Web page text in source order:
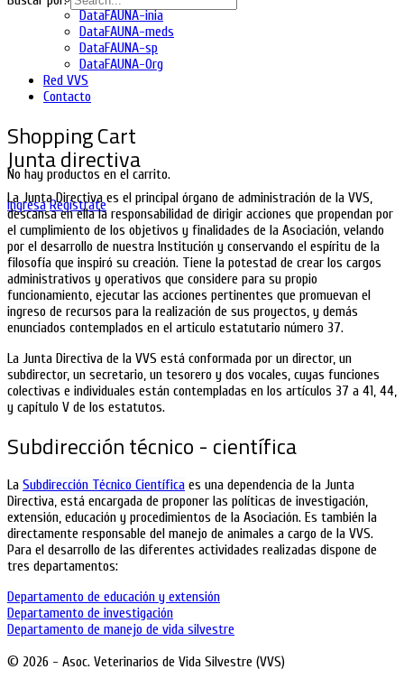
DataFAUNA-inia
DataFAUNA-meds
DataFAUNA-sp
DataFAUNA-Org
Red VVS
Contacto
Shopping Cart
No hay productos en el carrito.
Ingresa Regístrate
Junta directiva
La Junta Directiva es el principal órgano de administración de la VVS,
descansa en ella la responsabilidad de dirigir acciones que propendan por
el cumplimiento de los objetivos y finalidades de la Asociación, velando
por el desarrollo de nuestra Institución y conservando el espíritu de la
filosofía que inspiró su creación. Tiene la potestad de crear los cargos
administrativos y operativos que considere para su propio
funcionamiento, ejecutar las acciones pertinentes que promuevan el
ingreso de recursos para la realización de sus proyectos, y demás
enunciados contemplados en el articulo estatutario número 37.
La Junta Directiva de la VVS está conformada por un director, un
subdirector, un secretario, un tesorero y dos vocales, cuyas funciones
colectivas e individuales están contempladas en los artículos 37 a 41, 44,
y capítulo V de los estatutos.
Subdirección técnico - científica
La Subdirección Técnico Científica es una dependencia de la Junta
Directiva, está encargada de proponer las políticas de investigación,
extensión, educación y procedimientos de la Asociación. Es también la
directamente responsable del manejo de animales a cargo de la VVS.
Para el desarrollo de las diferentes actividades realizadas dispone de
tres departamentos:
Departamento de educación y extensión
Departamento de investigación
Departamento de manejo de vida silvestre
© 2026 - Asoc. Veterinarios de Vida Silvestre (VVS)